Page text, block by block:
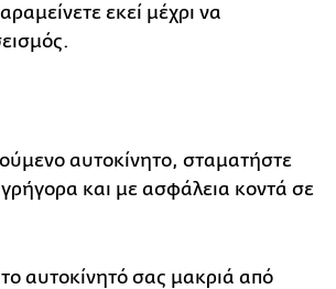
εκεί μέχρι να
αυτοκίνητο, σταματήστε
γρήγορα και με ασφάλεια κοντά σε
αυτοκίνητό σας μακριά από